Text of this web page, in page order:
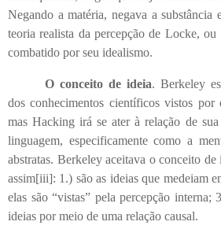
Negando a matéria, negava a substância
teoria realista da percepção de Locke, ou
combatido por seu idealismo.
O conceito de ideia. Berkeley
dos conhecimentos científicos vistos por
mas Hacking irá se ater à relação de
linguagem, especificamente como a
abstratas. Berkeley aceitava o conceito
assim[iii]: 1.) são as ideias que medeiam
elas são “vistas” pela percepção interna;
ideias por meio de uma relação causal.